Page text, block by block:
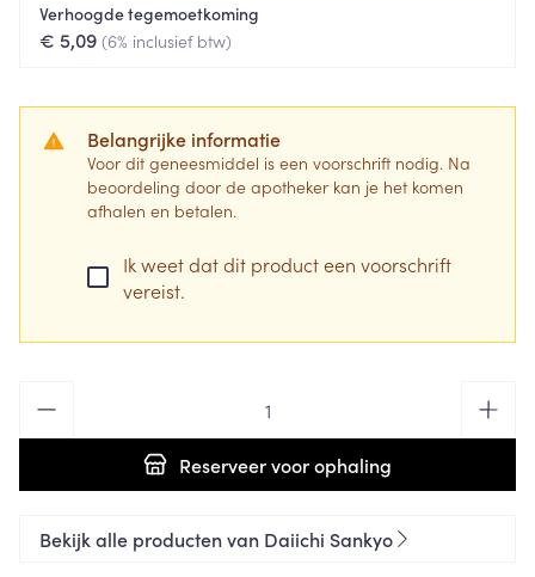
Verhoogde tegemoetkoming
€ 5,09 (6% inclusief btw)
Belangrijke informatie
Voor dit geneesmiddel is een voorschrift nodig. Na
beoordeling door de apotheker kan je het komen
afhalen en betalen.
Ik weet dat dit product een voorschrift
vereist.
Reserveervoor ophaling
Bekijk alle producten van Daiichi Sankyo